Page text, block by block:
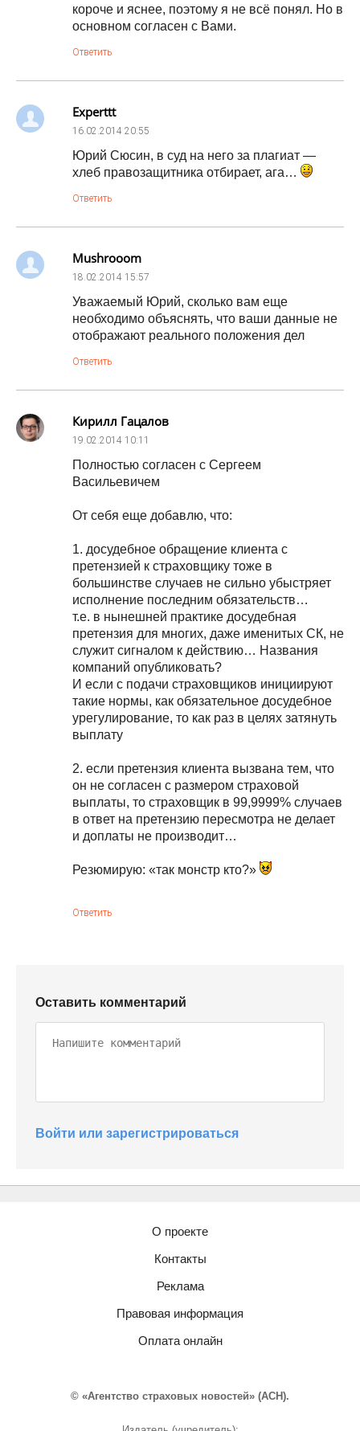
короче и яснее, поэтому я не всё понял. Но в
основном согласен с Вами.
Ответить
Experttt
16.02.2014 20:55
Юрий Сюсин, в суд на него за плагиат —
хлеб правозащитника отбирает, ага…
Ответить
Mushrooom
18.02.2014 15:57
Уважаемый Юрий, сколько вам еще
необходимо объяснять, что ваши данные не
отображают реального положения дел
Ответить
Кирилл Гацалов
19.02.2014 10:11
Полностью согласен с Сергеем
Васильевичем
От себя еще добавлю, что:
1. досудебное обращение клиента с
претензией к страховщику тоже в
большинстве случаев не сильно убыстряет
исполнение последним обязательств…
т.е. в нынешней практике досудебная
претензия для многих, даже именитых СК, не
служит сигналом к действию… Названия
компаний опубликовать?
И если с подачи страховщиков инициируют
такие нормы, как обязательное досудебное
урегулирование, то как раз в целях затянуть
выплату
2. если претензия клиента вызвана тем, что
он не согласен с размером страховой
выплаты, то страховщик в 99,9999% случаев
в ответ на претензию пересмотра не делает
и доплаты не производит…
Резюмирую: «так монстр кто?»
Ответить
Оставить комментарий
Войти или зарегистрироваться
О проекте
Контакты
Реклама
Правовая информация
Оплата онлайн
© «Агентство страховых новостей» (АСН).